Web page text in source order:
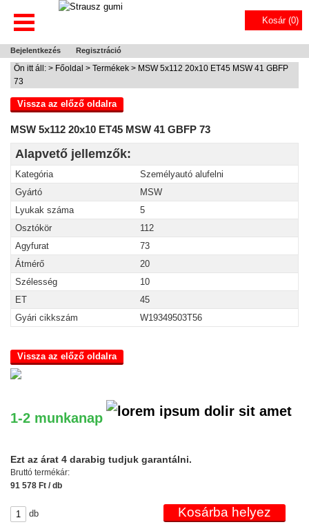
Kosár (0)
Bejelentkezés Regisztráció
Ön itt áll: > Főoldal > Termékek > MSW 5x112 20x10 ET45 MSW 41 GBFP
73
Vissza az előző oldalra
MSW 5x112 20x10 ET45 MSW 41 GBFP 73
Alapvető jellemzők:
Kategória
Személyautó alufelni
Gyártó
MSW
Lyukak száma
5
Osztókör
112
Agyfurat
73
Átmérő
20
Szélesség
10
ET
45
Gyári cikkszám
W19349503T56
Vissza az előző oldalra
1-2 munkanap
Ezt az árat 4 darabig tudjuk garantálni.
Bruttó termékár:
91 578 Ft / db
db